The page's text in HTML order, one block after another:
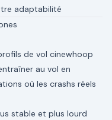
adaptabilité
de vol cinewhoop
au vol en
où les crashs réels
stable et plus lourd